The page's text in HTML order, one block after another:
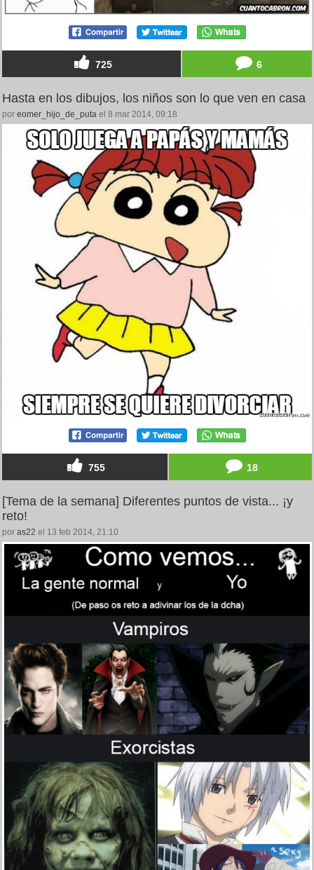
725 6
Hasta en los dibujos, los niños son lo que ven en casa
por eomer_hijo_de_puta el 8 mar 2014, 09:18
755 18
[Tema de la semana] Diferentes puntos de vista... ¡y
reto!
por as22 el 13 feb 2014, 21:10